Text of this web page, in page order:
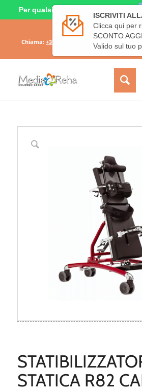
Il mio account
Chiama: +39 331 6689828 - Scrivici:
GRATUITA SOPRA I
STATICA R82
Per qualsiasi dubbio o richiesta